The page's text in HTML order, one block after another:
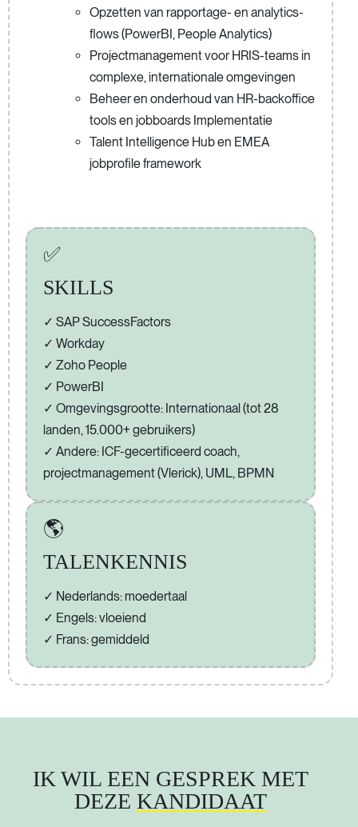
Opzetten van rapportage- en analytics-
flows (PowerBI, People Analytics)
Projectmanagement voor HRIS-teams in
complexe, internationale omgevingen
Beheer en onderhoud van HR-backoffice
tools en jobboards Implementatie
Talent Intelligence Hub en EMEA
jobprofile framework
✅
SKILLS
SAP SuccessFactors
Workday
Zoho People
PowerBI
Omgevingsgrootte: Internationaal (tot 28
landen, 15.000+ gebruikers)
Andere: ICF-gecertificeerd coach,
projectmanagement (Vlerick), UML, BPMN
🌎
TALENKENNIS
Nederlands: moedertaal
Engels: vloeiend
Frans: gemiddeld
IK WIL EEN GESPREK MET
DEZE KANDIDAAT